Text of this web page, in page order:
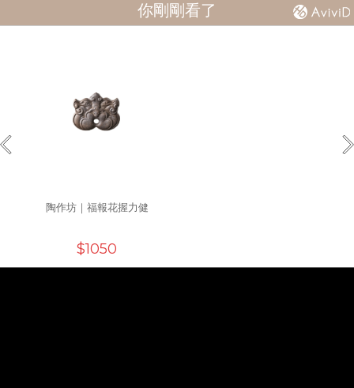
你剛剛看了
陶作坊｜福報花握力健
$1050